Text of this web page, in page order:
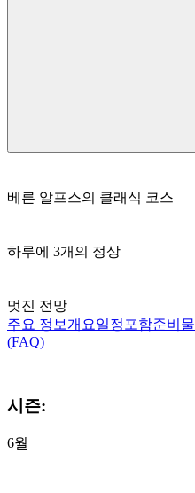
베른 알프스의 클래식 코스
하루에 3개의 정상
멋진 전망
주요 정보개요일정 포함준비물
(FAQ)
시즌:
6월